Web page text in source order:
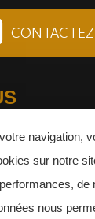
Instagram
navigation,
sur notre
de
nous